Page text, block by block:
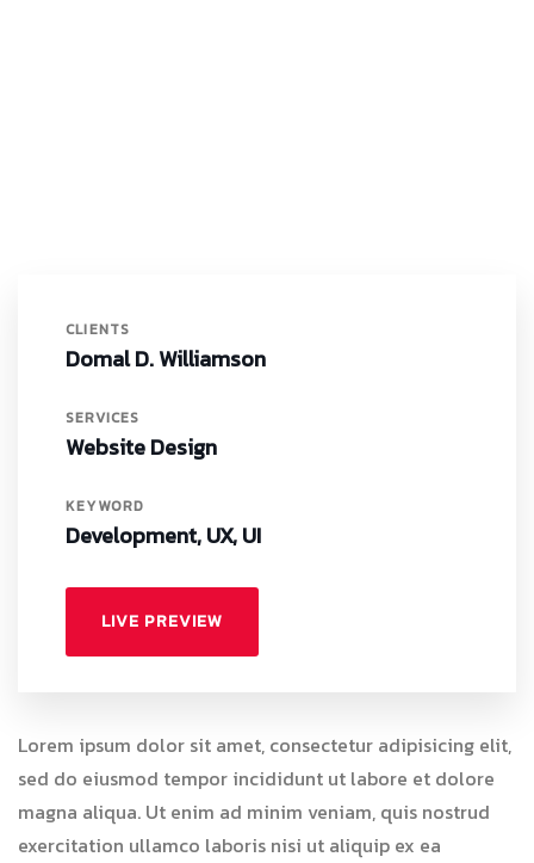
CLIENTS
Domal D. Williamson
SERVICES
Website Design
KEYWORD
Development, UX, UI
LIVE PREVIEW
Lorem ipsum dolor sit amet, consectetur adipisicing elit,
sed do eiusmod tempor incididunt ut labore et dolore
magna aliqua. Ut enim ad minim veniam, quis nostrud
exercitation ullamco laboris nisi ut aliquip ex ea